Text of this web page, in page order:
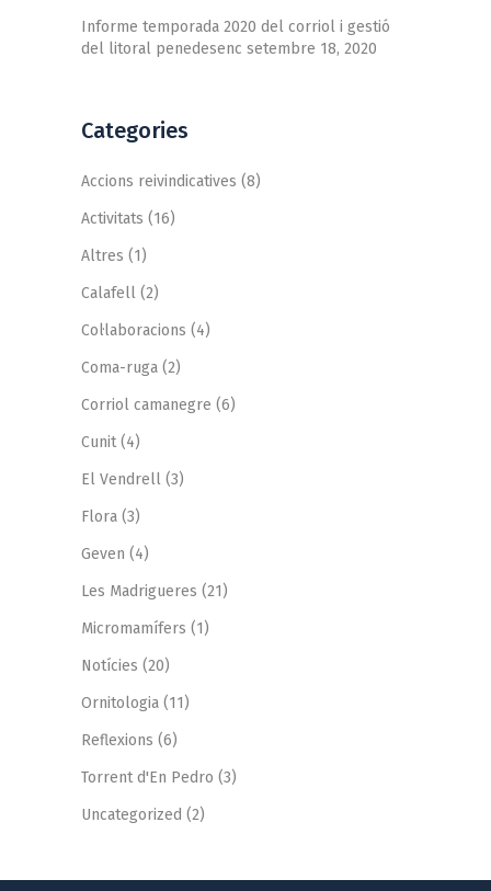
Informe temporada 2020 del corriol i gestió
del litoral penedesenc setembre 18, 2020
Categories
Accions reivindicatives (8)
Activitats (16)
Altres (1)
Calafell (2)
Col·laboracions (4)
Coma-ruga (2)
Corriol camanegre (6)
Cunit(4)
El Vendrell (3)
Flora (3)
Geven (4)
Les Madrigueres (21)
Micromamífers (1)
Notícies (20)
Ornitologia (11)
Reflexions (6)
Torrent d'En Pedro (3)
Uncategorized (2)